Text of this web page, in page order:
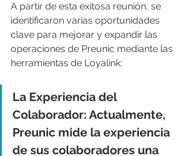
A partir de esta exitosa reunión, se
identificaron varias oportunidades
clave para mejorar y expandir las
operaciones de Preunic mediante las
herramientas de Loyalink:
La Experiencia del
Colaborador: Actualmente,
Preunic mide la experiencia
de sus colaboradores una